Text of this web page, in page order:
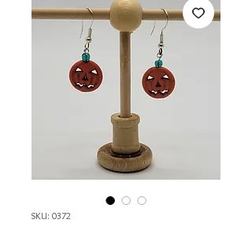
SKU: 0372